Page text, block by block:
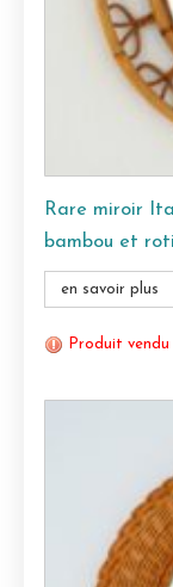
Rare miroir
bambou et
en savoir plus
Produit vendu